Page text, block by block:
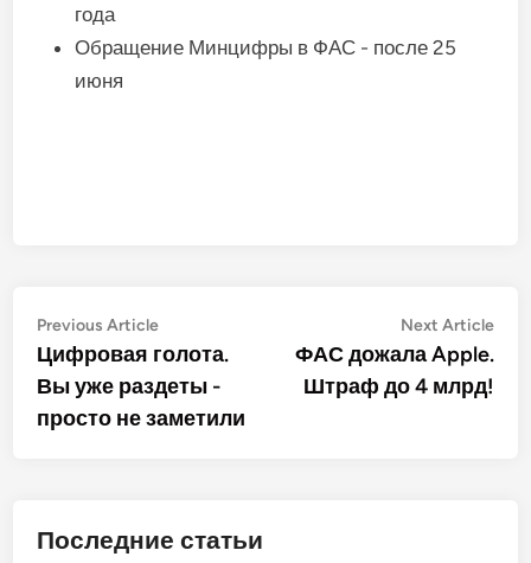
года
Обращение Минцифры в ФАС - после 25
июня
Post
navigation
Previous ArticlePrevious
article:
Цифровая голота.
Вы уже раздеты -
просто не заметили
Next Article
ФАС дожала Apple.
Штраф до 4 млрд!
Последние статьи